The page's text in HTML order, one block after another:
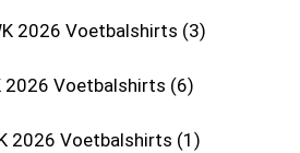
2026 Voetbalshirts 3
2026 Voetbalshirts 6
2026 Voetbalshirts 1